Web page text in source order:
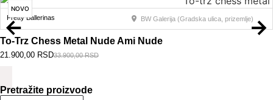
NOVO
Pretty Ballerinas
BW Galerija (Gradska ulica, prizemlje)
To-Trz Chess Metal Nude Ami Nude
33.900,00RSD
21.900,00 RSD
Pretražite proizvode